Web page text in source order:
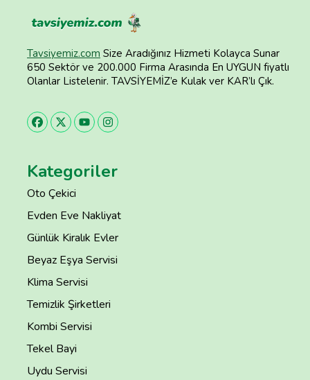
Tavsiyemiz.com Size Aradığınız Hizmeti Kolayca Sunar
650 Sektör ve 200.000 Firma Arasında En UYGUN fiyatlı
Olanlar Listelenir. TAVSİYEMİZ’e Kulak ver KAR’lı Çık.
Kategoriler
Oto Çekici
Evden Eve Nakliyat
Günlük Kiralık Evler
Beyaz Eşya Servisi
Klima Servisi
Temizlik Şirketleri
Kombi Servisi
Tekel Bayi
Uydu Servisi